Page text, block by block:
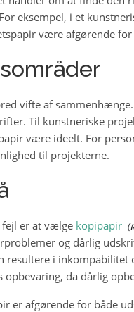
eksempel, i et
være afgørende
vifte af
Til kunstneriske
være ideelt. For
til projekterne.
fejl er at vælge kopipapir
og dårlig
resultere i inkompabilitet
opbevaring, da dårlig
er afgørende for både